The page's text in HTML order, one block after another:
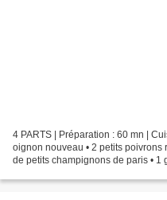
4 PARTS | Préparation : 60 mn |
oignon nouveau • 2 petits poivrons
de petits champignons de paris • 1